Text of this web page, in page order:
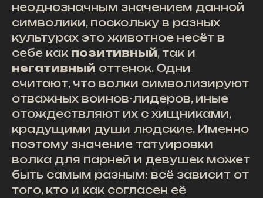
неоднозначным значением данной
символики, поскольку в разных
культурах это животное несёт в
себе как позитивный, так и
негативный оттенок. Одни
считают, что волки символизируют
отважных воинов-лидеров, иные
отождествляют их с хищниками,
крадущими души людские. Именно
поэтому значение татуировки
волка для парней и девушек может
быть самым разным: всё зависит от
того, кто и как согласен её